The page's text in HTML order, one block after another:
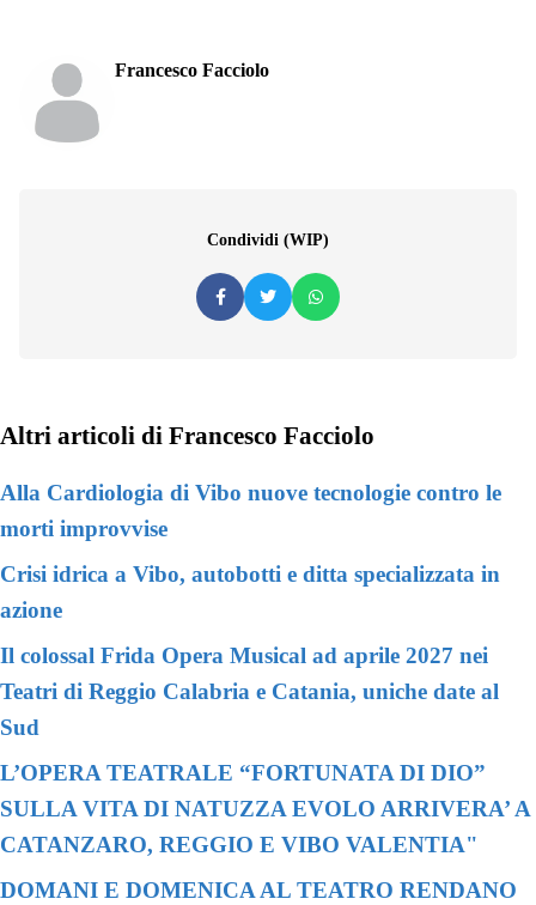
Francesco Facciolo
Condividi (WIP)
Altri articoli di Francesco Facciolo
Alla Cardiologia di Vibo nuove tecnologie contro le
morti improvvise
Crisi idrica a Vibo, autobotti e ditta specializzata in
azione
Il colossal Frida Opera Musical ad aprile 2027 nei
Teatri di Reggio Calabria e Catania, uniche date al
Sud
L’OPERA TEATRALE “FORTUNATA DI DIO”
SULLA VITA DI NATUZZA EVOLO ARRIVERA’ A
CATANZARO, REGGIO E VIBO VALENTIA"
DOMANI E DOMENICA AL TEATRO RENDANO